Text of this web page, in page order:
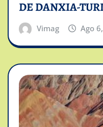
DE DANXIA-
Vimag Ago